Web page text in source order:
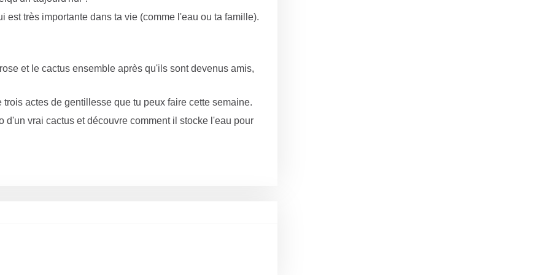
très importante dans ta vie (comme l'eau ou ta famille).
et le cactus ensemble après qu'ils sont devenus amis,
actes de gentillesse que tu peux faire cette semaine.
d'un vrai cactus et découvre comment il stocke l'eau pour